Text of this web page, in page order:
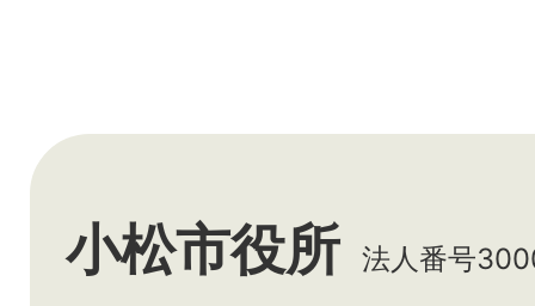
小松市役所 法人番号